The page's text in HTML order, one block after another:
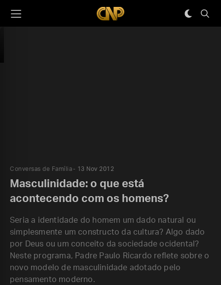
Conversas de Família 13 Nov 2012
Masculinidade: o que está
acontecendo com os homens?
Seria a identidade do homem um dado natural ou
simplesmente um constructo da cultura? Algo dado
por Deus ou um conceito da sociedade ocidental?
Neste programa, Padre Paulo Ricardo reflete sobre o
novo modelo de masculinidade adotado pelo
pensamento moderno.